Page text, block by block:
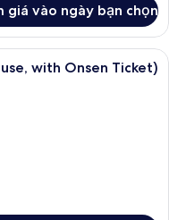
giá vào ngày bạn chọn
bông, két bảo mật tại phòng,
with Onsen Ticket)